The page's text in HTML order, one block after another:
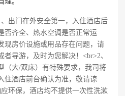
出门在外安全第一，入住酒店后
否齐全、热水空调是否正常运
现房价设施或用品存在问题，请
导游，及时为您解决！<br>2、
（大/双床）有特殊要求，我司将
住酒店前台确认为准，敬请谅
环保，酒店均不提供一次性洗漱